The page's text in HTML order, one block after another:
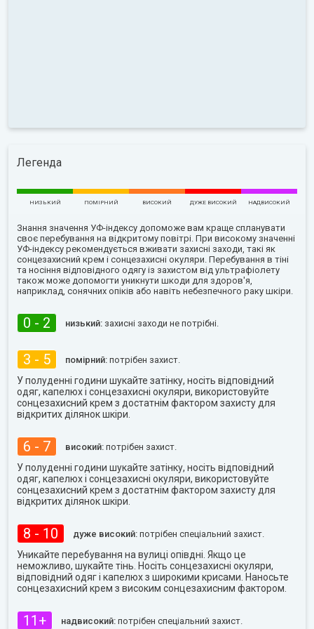
Легенда
НИЗЬКИЙ ПОМІРНИЙ ВИСОКИЙ ДУЖЕ ВИСОКИЙ НАДВИСОКИЙ
Знання значення УФ-індексу допоможе вам краще спланувати
своє перебування на відкритому повітрі. При високому значенні
УФ-індексу рекомендується вживати захисні заходи, такі як
сонцезахисний крем і сонцезахисні окуляри. Перебування в тіні
та носіння відповідного одягу із захистом від ультрафіолету
також може допомогти уникнути шкоди для здоров'я,
наприклад, сонячних опіків або навіть небезпечного раку шкіри.
0 - 2 низький: захисні заходи не потрібні.
3 - 5 помірний: потрібен захист.
У полуденні години шукайте затінку, носіть відповідний
одяг, капелюх і сонцезахисні окуляри, використовуйте
сонцезахисний крем з достатнім фактором захисту для
відкритих ділянок шкіри.
6 - 7 високий: потрібен захист.
У полуденні години шукайте затінку, носіть відповідний
одяг, капелюх і сонцезахисні окуляри, використовуйте
сонцезахисний крем з достатнім фактором захисту для
відкритих ділянок шкіри.
8 - 10 дуже високий: потрібен спеціальний захист.
Уникайте перебування на вулиці опівдні. Якщо це
неможливо, шукайте тінь. Носіть сонцезахисні окуляри,
відповідний одяг і капелюх з широкими крисами. Наносьте
сонцезахисний крем з високим сонцезахисним фактором.
11+ надвисокий: потрібен спеціальний захист.